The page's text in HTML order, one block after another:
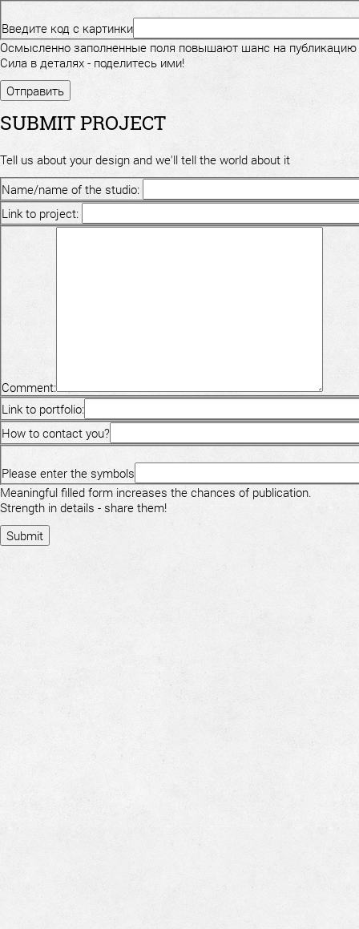
Введите код с картинки
Осмысленно заполненные поля повышают шанс на публикацию
Сила в деталях - поделитесь ими!
SUBMIT PROJECT
Tell us about your design and we'll tell the world about it
Name/name of the studio:
Link to project:
Comment:
Link to portfolio:
How to contact you?
Please enter the symbols
Meaningful filled form increases the chances of publication.
Strength in details - share them!